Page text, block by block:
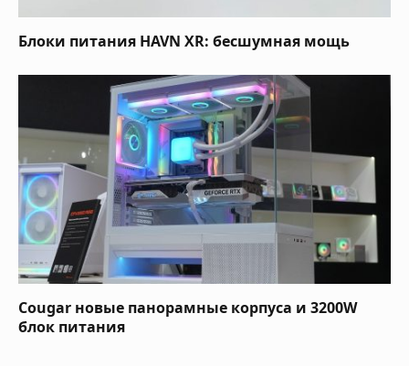
Блоки питания HAVN XR: бесшумная мощь
Cougar новые панорамные корпуса и 3200W
блок питания